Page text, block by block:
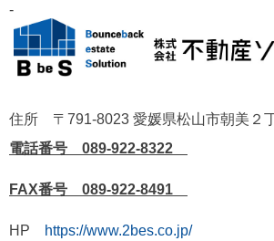
-
住所 〒791-8023 愛媛県松山市朝美２
電話番号 089-922-8322
FAX番号 089-922-8491
HP
https://www.2bes.co.jp/